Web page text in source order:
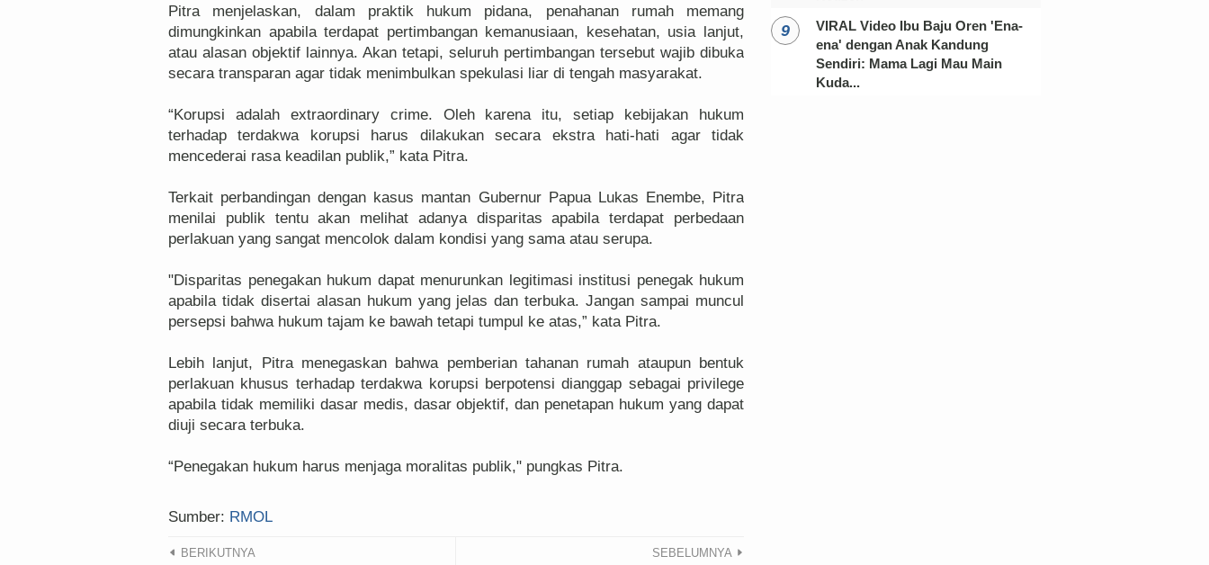
Pitra menjelaskan, dalam praktik hukum pidana, penahanan rumah memang
dimungkinkan apabila terdapat pertimbangan kemanusiaan, kesehatan, usia lanjut,
atau alasan objektif lainnya. Akan tetapi, seluruh pertimbangan tersebut wajib dibuka
secara transparan agar tidak menimbulkan spekulasi liar di tengah masyarakat.
“Korupsi adalah extraordinary crime. Oleh karena itu, setiap kebijakan hukum
terhadap terdakwa korupsi harus dilakukan secara ekstra hati-hati agar tidak
mencederai rasa keadilan publik,” kata Pitra.
Terkait perbandingan dengan kasus mantan Gubernur Papua Lukas Enembe, Pitra
menilai publik tentu akan melihat adanya disparitas apabila terdapat perbedaan
perlakuan yang sangat mencolok dalam kondisi yang sama atau serupa.
"Disparitas penegakan hukum dapat menurunkan legitimasi institusi penegak hukum
apabila tidak disertai alasan hukum yang jelas dan terbuka. Jangan sampai muncul
persepsi bahwa hukum tajam ke bawah tetapi tumpul ke atas,” kata Pitra.
Lebih lanjut, Pitra menegaskan bahwa pemberian tahanan rumah ataupun bentuk
perlakuan khusus terhadap terdakwa korupsi berpotensi dianggap sebagai privilege
apabila tidak memiliki dasar medis, dasar objektif, dan penetapan hukum yang dapat
diuji secara terbuka.
“Penegakan hukum harus menjaga moralitas publik," pungkas Pitra.
Sumber: RMOL
BERIKUTNYA SEBELUMNYA
VIRAL Video Ibu Baju Oren 'Ena-
ena' dengan Anak Kandung
Sendiri: Mama Lagi Mau Main
Kuda...